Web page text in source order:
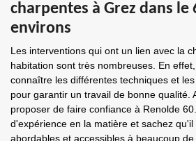
charpentes à Grez dans le
environs
Les interventions qui ont un lien avec la
habitation sont très nombreuses. En
connaître les différentes techniques et
pour garantir un travail de bonne qualité.
proposer de faire confiance à Renolde
d'expérience en la matière et sachez
abordables et accessibles à beaucoup